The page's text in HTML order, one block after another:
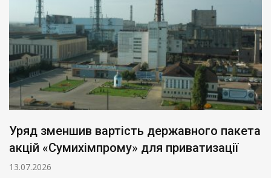
Уряд зменшив вартість державного пакета
акцій «Сумихімпрому» для приватизації
13.07.2026